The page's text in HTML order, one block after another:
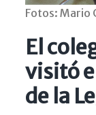
Fotos: Mario
El
visitó
de la